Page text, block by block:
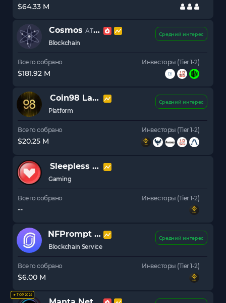
$64.33 M
CosmosATOM
Blockchain
Средний интерес
Всего собрано
$181.92 M
Инвесторы (Tier 1-2)
Coin98 LabsC98
Platform
Средний интерес
Всего собрано
$20.25 M
Инвесторы (Tier 1-2)
Sleepless AI
AI
Gaming
Всего собрано
--
Инвесторы (Tier 1-2)
NFPrompt NFP
Blockchain Service
Средний интерес
Всего собрано
$6.00 M
Инвесторы (Tier 1-2)
★ TOP 2024